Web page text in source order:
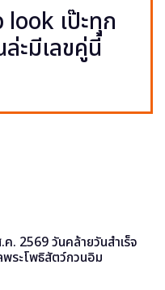
look เป๊ะทุก
ะมีเลขคู่นี้
. 2569 วันคล้ายวันสำเร็จ
ระโพธิสัตว์กวนอิม